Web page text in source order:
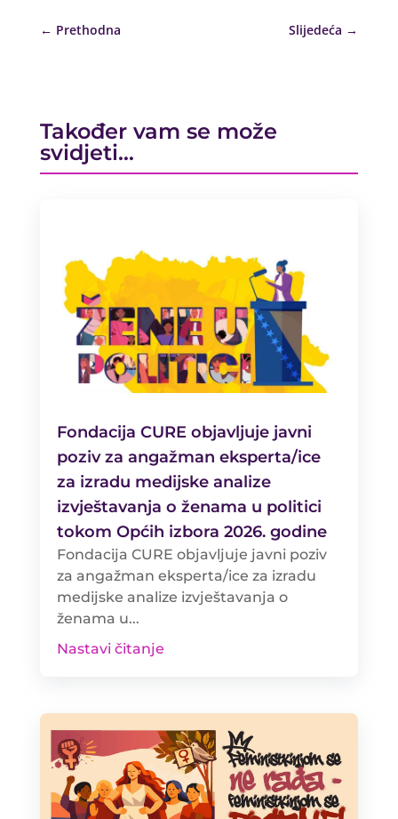
← Prethodna Slijedeća →
Također vam se može
svidjeti…
Fondacija CURE objavljuje javni
poziv za angažman eksperta/ice
za izradu medijske analize
izvještavanja o ženama u politici
tokom Općih izbora 2026. godine
Fondacija CURE objavljuje javni poziv
za angažman eksperta/ice za izradu
medijske analize izvještavanja o
ženama u...
Nastavi čitanje